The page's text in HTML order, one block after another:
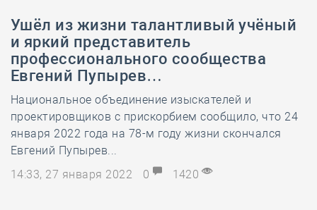
Ушёл из жизни талантливый учёный
и яркий представитель
профессионального сообщества
Евгений Пупырев…
Национальное объединение изыскателей и
проектировщиков с прискорбием сообщило, что 24
января 2022 года на 78-м году жизни скончался
Евгений Пупырев...
14:33, 27 января 2022
0 1420